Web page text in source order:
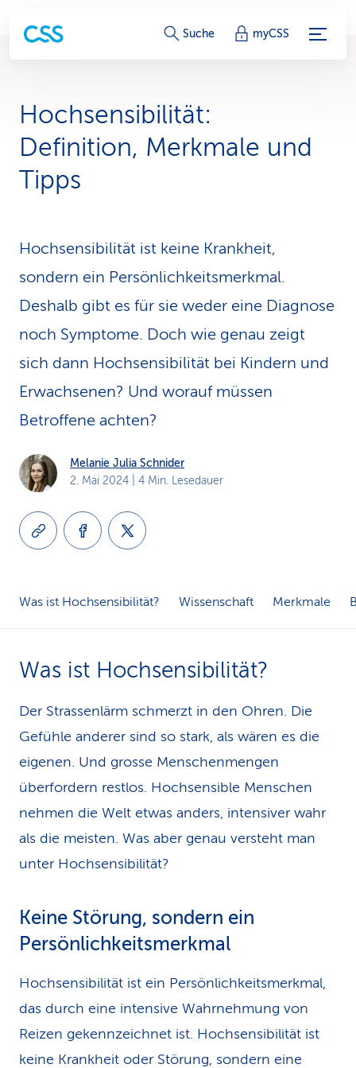
S
r
v
i
-
L
i
Suche myCSS
Hochsensibilität:
Definition, Merkmale und
Tipps
Hochsensibilität ist keine Krankheit,
sondern ein Persönlichkeitsmerkmal.
Deshalb gibt es für sie weder eine Diagnose
noch Symptome. Doch wie genau zeigt
sich dann Hochsensi­bilität bei Kindern und
Erwachsenen? Und worauf müssen
Betroffene achten?
Melanie Julia Schnider
2. Mai 2024 | 4 Min. Lesedauer
Was ist Hochsensibilität? Wissenschaft Merkmale
Was ist Hochsensibilität?
Der Strassenlärm schmerzt in den Ohren. Die
Gefühle anderer sind so stark, als wären es die
eigenen. Und grosse Menschenmengen
überfordern restlos. Hochsensible Menschen
nehmen die Welt etwas anders, intensiver wahr
als die meisten. Was aber genau versteht man
unter Hochsensibilität?
Keine Störung, sondern ein
Persönlichkeitsmerkmal
Hochsensibilität ist ein Persönlichkeitsmerkmal,
das durch eine intensive Wahrnehmung von
Reizen gekennzeichnet ist. Hochsensibilität ist
keine Krankheit oder Störung, sondern eine